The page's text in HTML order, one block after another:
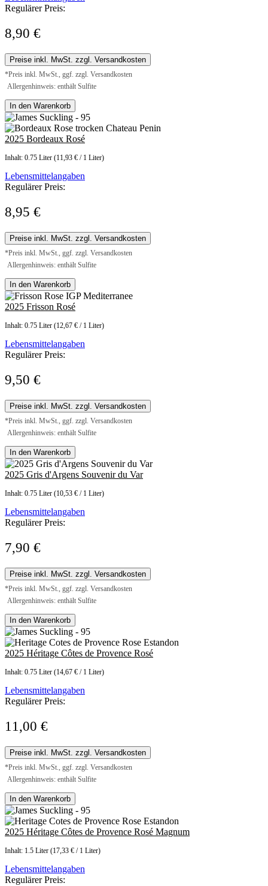
Regulärer Preis:
8,90 €
Preise inkl. MwSt. zzgl. Versandkosten
*Preis inkl. MwSt., ggf. zzgl. Versandkosten
Allergenhinweis: enthält Sulfite
In den Warenkorb
2025 Bordeaux Rosé
Inhalt: 0.75 Liter (11,93 € / 1 Liter)
Lebensmittelangaben
Regulärer Preis:
8,95 €
Preise inkl. MwSt. zzgl. Versandkosten
*Preis inkl. MwSt., ggf. zzgl. Versandkosten
Allergenhinweis: enthält Sulfite
In den Warenkorb
2025 Frisson Rosé
Inhalt: 0.75 Liter (12,67 € / 1 Liter)
Lebensmittelangaben
Regulärer Preis:
9,50 €
Preise inkl. MwSt. zzgl. Versandkosten
*Preis inkl. MwSt., ggf. zzgl. Versandkosten
Allergenhinweis: enthält Sulfite
In den Warenkorb
2025 Gris d'Argens Souvenir du Var
Inhalt: 0.75 Liter (10,53 € / 1 Liter)
Lebensmittelangaben
Regulärer Preis:
7,90 €
Preise inkl. MwSt. zzgl. Versandkosten
*Preis inkl. MwSt., ggf. zzgl. Versandkosten
Allergenhinweis: enthält Sulfite
In den Warenkorb
2025 Héritage Côtes de Provence Rosé
Inhalt: 0.75 Liter (14,67 € / 1 Liter)
Lebensmittelangaben
Regulärer Preis:
11,00 €
Preise inkl. MwSt. zzgl. Versandkosten
*Preis inkl. MwSt., ggf. zzgl. Versandkosten
Allergenhinweis: enthält Sulfite
In den Warenkorb
2025 Héritage Côtes de Provence Rosé Magnum
Inhalt: 1.5 Liter (17,33 € / 1 Liter)
Lebensmittelangaben
Regulärer Preis: